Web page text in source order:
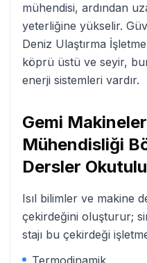
mühendisi, ardından
yeterliğine yükselir.
Deniz Ulaştırma
köprü üstü ve seyir,
enerji sistemleri vardır.
Gemi
Mühendisliği
Dersler
Isıl bilimler ve makine
çekirdeğini oluşturur;
stajı bu çekirdeği
Termodinamik